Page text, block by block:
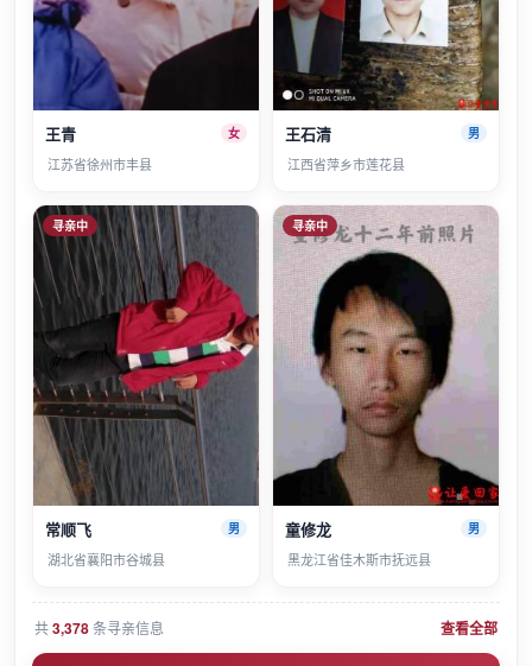
王青 女
江苏省徐州市丰县
王石清 男
江西省萍乡市莲花县
寻亲中
常顺飞 男
湖北省襄阳市谷城县
寻亲中
童修龙 男
黑龙江省佳木斯市抚远县
共3,378条寻亲信息 查看全部